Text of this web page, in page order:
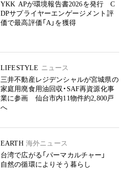
YKK APが環境報告書2026を発行 C
DPサプライヤーエンゲージメント評
価で最高評価「A」を獲得
LIFESTYLE ニュース
三井不動産レジデンシャルが宮城県の
家庭用廃食用油回収・SAF再資源化事
業に参画 仙台市内11物件約2,800戸
へ
EARTH 海外ニュース
台湾で広がる「パーマカルチャー」
自然の循環によりそう暮らし